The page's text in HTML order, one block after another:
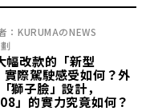
： KURUMAのNEWS
幅改款的「新型
際駕駛感受如何？外
獅子臉」設計，
」的實力究竟如何？